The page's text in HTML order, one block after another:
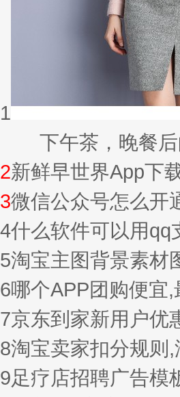
1
下午茶，晚餐后
2新鲜早世界App下
3微信公众号怎么开
4什么软件可以用qq
5淘宝主图背景素材
6哪个APP团购便宜
7京东到家新用户优
8淘宝卖家扣分规则
9足疗店招聘广告模